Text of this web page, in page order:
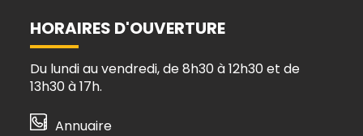
HORAIRES D'OUVERTURE
Du lundi au vendredi, de 8h30 à 12h30 et de
13h30 à 17h.
Annuaire